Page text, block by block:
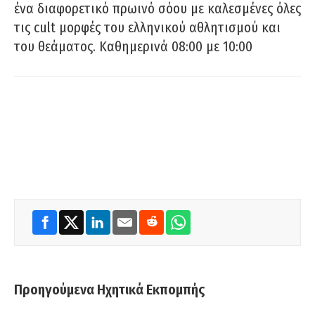
ένα διαφορετικό πρωινό σόου με καλεσμένες όλες
τις cult μορφές του ελληνικού αθλητισμού και
του θεάματος. Καθημερινά 08:00 με 10:00
Προηγούμενα Ηχητικά Εκπομπής